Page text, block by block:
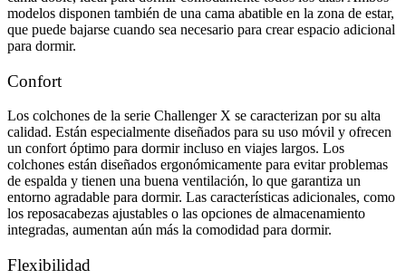
modelos disponen también de una cama abatible en la zona de estar,
que puede bajarse cuando sea necesario para crear espacio adicional
para dormir.
Confort
Los colchones de la serie Challenger X se caracterizan por su alta
calidad. Están especialmente diseñados para su uso móvil y ofrecen
un confort óptimo para dormir incluso en viajes largos. Los
colchones están diseñados ergonómicamente para evitar problemas
de espalda y tienen una buena ventilación, lo que garantiza un
entorno agradable para dormir. Las características adicionales, como
los reposacabezas ajustables o las opciones de almacenamiento
integradas, aumentan aún más la comodidad para dormir.
Flexibilidad